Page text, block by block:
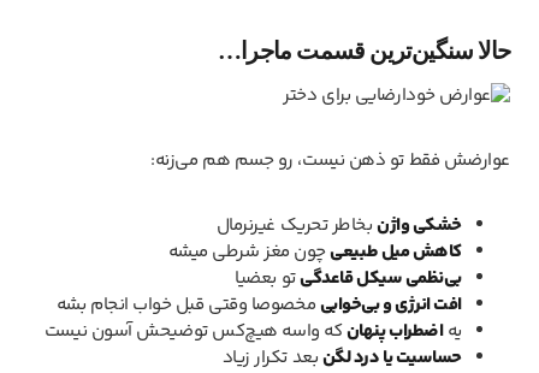
حالا سنگین‌ترین قسمت ماجرا…
عوارضش فقط تو ذهن نیست، رو جسم هم می‌زنه:
خشکی واژنبخاطر تحریک غیرنرمال
کاهش میل طبیعیچون مغز شرطی میشه
بی‌نظمی سیکل قاعدگیتو بعضیا
افت انرژی و بی‌خوابیمخصوصا وقتی قبل خواب انجام بشه
یهاضطراب پنهانکه واسه هیچ‌کس توضیحش آسون نیست
حساسیت یا درد لگنبعد تکرار زیاد